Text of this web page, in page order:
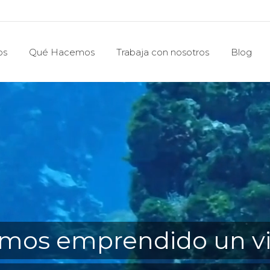
Qué Hacemos Trabaja con nosotros Blog
Qué Hacemos Trabaja con nosotros Blog